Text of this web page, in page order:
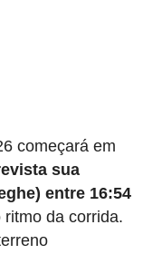
começará em
sua
entre 16:54
da corrida.